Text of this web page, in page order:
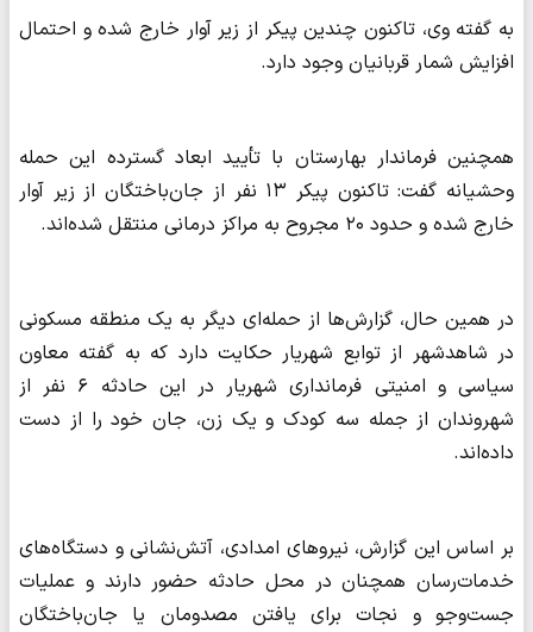
به گفته وی، تاکنون چندین پیکر از زیر آوار خارج شده و احتمال
افزایش شمار قربانیان وجود دارد.
همچنین فرماندار بهارستان با تأیید ابعاد گسترده این حمله
وحشیانه گفت: تاکنون پیکر ۱۳ نفر از جان‌باختگان از زیر آوار
خارج شده و حدود ۲۰ مجروح به مراکز درمانی منتقل شده‌اند.
در همین حال، گزارش‌ها از حمله‌ای دیگر به یک منطقه مسکونی
در شاهدشهر از توابع شهریار حکایت دارد که به گفته معاون
سیاسی و امنیتی فرمانداری شهریار در این حادثه ۶ نفر از
شهروندان از جمله سه کودک و یک زن، جان خود را از دست
داده‌اند.
بر اساس این گزارش، نیروهای امدادی، آتش‌نشانی و دستگاه‌های
خدمات‌رسان همچنان در محل حادثه حضور دارند و عملیات
جست‌وجو و نجات برای یافتن مصدومان یا جان‌باختگان